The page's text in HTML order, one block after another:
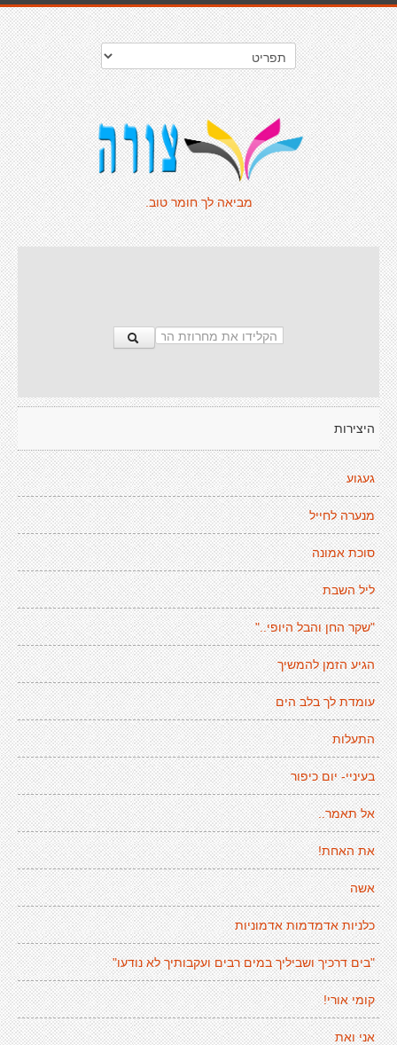
מביאה לך חומר טוב.
היצירות
געגוע
מנערה לחייל
סוכת אמונה
ליל השבת
"שקר החן והבל היופי.."
הגיע הזמן להמשיך
עומדת לך בלב הים
התעלות
בעיניי- יום כיפור
אל תאמר..
את האחת!
אשה
כלניות אדמדמות אדמוניות
"בים דרכיך ושביליך במים רבים ועקבותיך לא נודעו"
קומי אורי!
אני ואת